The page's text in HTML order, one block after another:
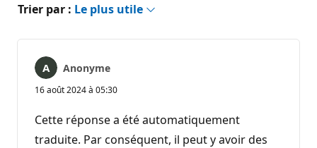
Trier par : Le plus utile
Anonyme
16 août 2024 à 05:30
Cette réponse a été automatiquement
traduite. Par conséquent, il peut y avoir des